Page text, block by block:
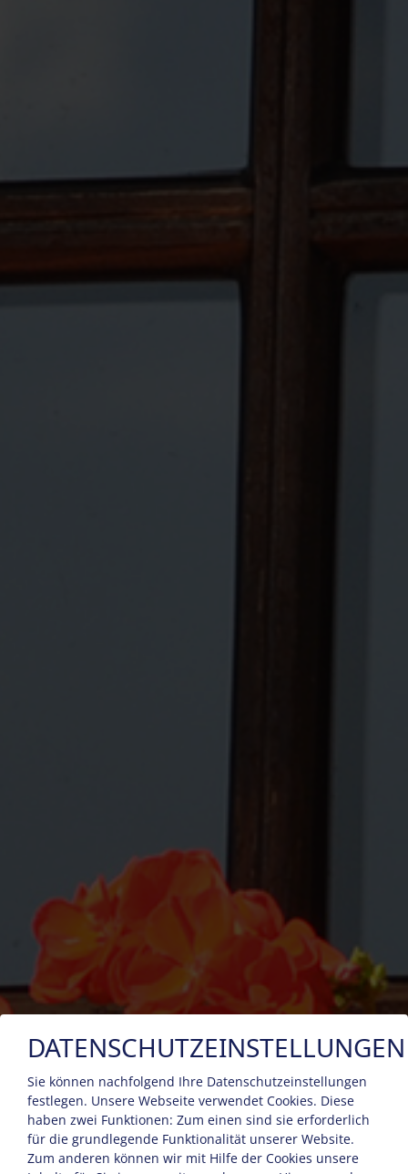
DATENSCHUTZEINSTELLUNGEN
Sie können nachfolgend Ihre Datenschutzeinstellungen
festlegen. Unsere Webseite verwendet Cookies. Diese
haben zwei Funktionen: Zum einen sind sie erforderlich
für die grundlegende Funktionalität unserer Website.
Zum anderen können wir mit Hilfe der Cookies unsere